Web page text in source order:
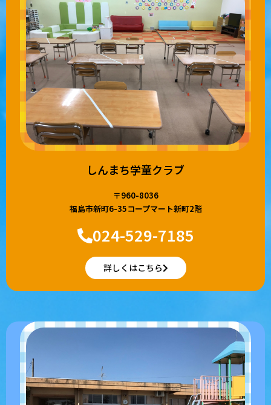
しんまち学童クラブ
〒960-8036
福島市新町6-35コープマート新町2階
024-529-7185
詳しくはこちら